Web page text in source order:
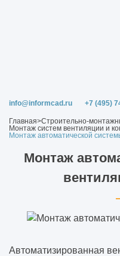
info@informcad.ru +7 (495)
Главная>Строительно-
Монтаж систем вентиляции и
Монтаж автоматической
Монтаж
Автоматизированная